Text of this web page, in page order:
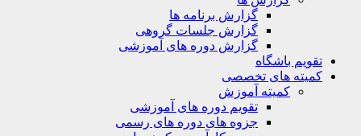
گزارش برنامه ها
گزارش جلسات گروهی
گزارش دوره های آموزشی
باشگاه
های تخصصی
کمیته آموزش
تقویم دوره های آموزشی
جزوه های دوره های رسمی